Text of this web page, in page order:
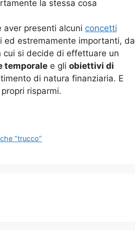
la stessa cosa
presenti alcuni concetti
ed estremamente importanti, da
cui si decide di effettuare un
temporale e gli obiettivi di
di natura finanziaria. E
risparmi.
“trucco”